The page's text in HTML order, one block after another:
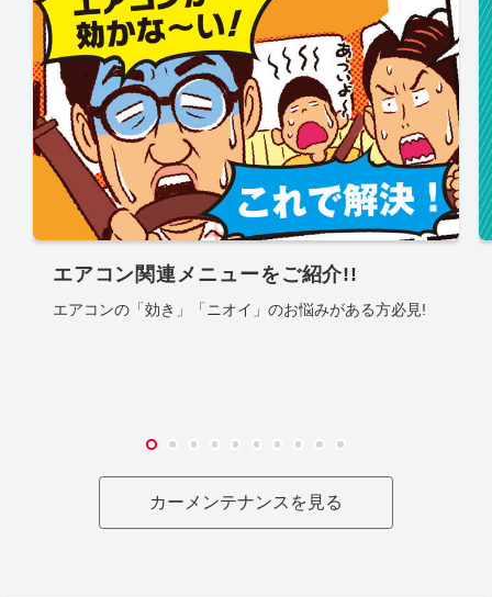
エアコン関連メニューをご紹介!!
エアコンの「効き」「ニオイ」のお悩みがある方必見!
カーメンテナンスを見る